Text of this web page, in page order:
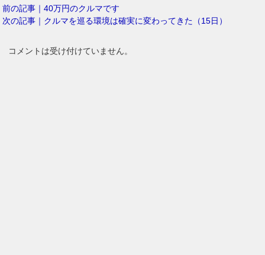
前の記事｜40万円のクルマです
次の記事｜クルマを巡る環境は確実に変わってきた（15日）
コメントは受け付けていません。